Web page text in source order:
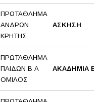
ΠΡΩΤΑΘΛΗΜΑ
ΑΝΔΡΩΝ
ΚΡΗΤΗΣ
ΑΣΚΗΣΗ
ΠΡΩΤΑΘΛΗΜΑ
ΠΑΙΔΩΝ Β Α
ΟΜΙΛΟΣ
ΑΚΑΔΗΜΙΑ BC